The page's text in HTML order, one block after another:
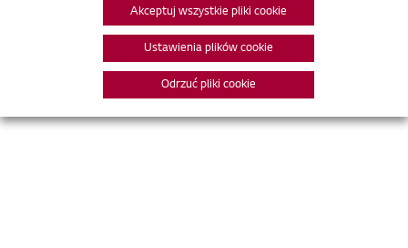
Akceptuj wszystkie pliki cookie
Ustawienia plików cookie
Odrzuć pliki cookie